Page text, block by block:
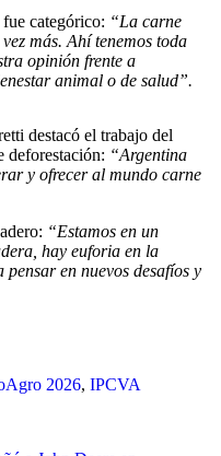
fue categórico: “La carne
más. Ahí tenemos toda
opinión frente a
animal o de salud”.
destacó el trabajo del
deforestación: “Argentina
y ofrecer al mundo carne
“Estamos en un
hay euforia en la
en nuevos desafíos y
2026, IPCVA